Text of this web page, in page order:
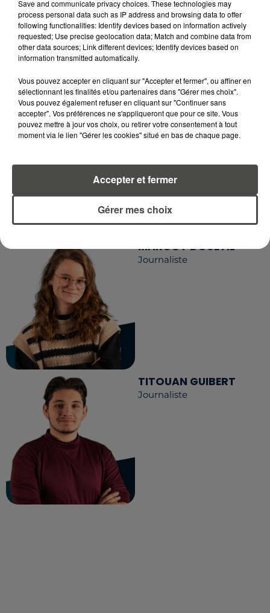
LA RÉDACTION
RCA
DIMITRI COUTAND
Journaliste
MARGOT DOUÉTIL
Journaliste
TITOUAN GUIBERT
Journaliste
Save and communicate privacy choices. These technologies may
process personal data such as IP address and browsing data to offer
following functionalities: Identify devices based on information actively
requested; Use precise geolocation data; Match and combine data from
other data sources; Link different devices; Identify devices based on
information transmitted automatically.
Vous pouvez accepter en cliquant sur "Accepter et fermer", ou affiner en
sélectionnant les finalités et/ou partenaires dans "Gérer mes choix".
Vous pouvez également refuser en cliquant sur "Continuer sans
accepter". Vos préférences ne s'appliqueront que pour ce site. Vous
pouvez mettre à jour vos choix, ou retirer votre consentement à tout
moment via le lien "Gérer les cookies" situé en bas de chaque page.
Gérer mes choix
Accepter et fermer